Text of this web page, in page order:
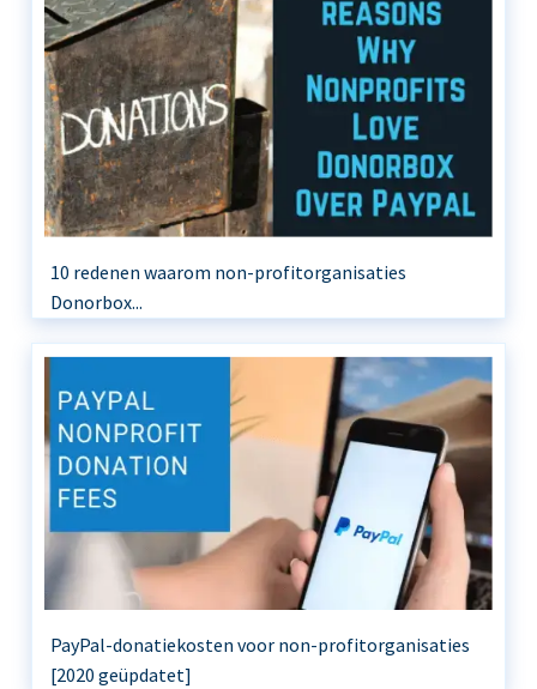
10 redenen waarom non-profitorganisaties
Donorbox...
PayPal-donatiekosten voor non-profitorganisaties
[2020 geüpdatet]